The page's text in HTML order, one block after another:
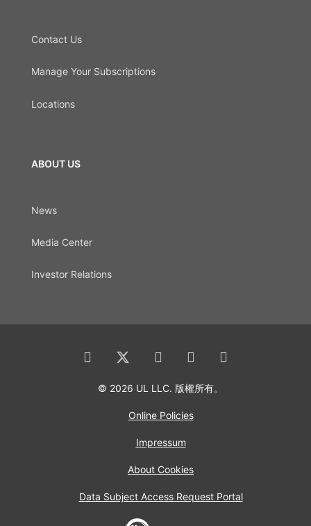
Contact Us
Manage Your Subscriptions
Locations
ABOUT US
News
Media Center
Investor Relations
© 2026 UL LLC. 版權所有。
Online Policies
Impressum
About Cookies
Data Subject Access Request Portal